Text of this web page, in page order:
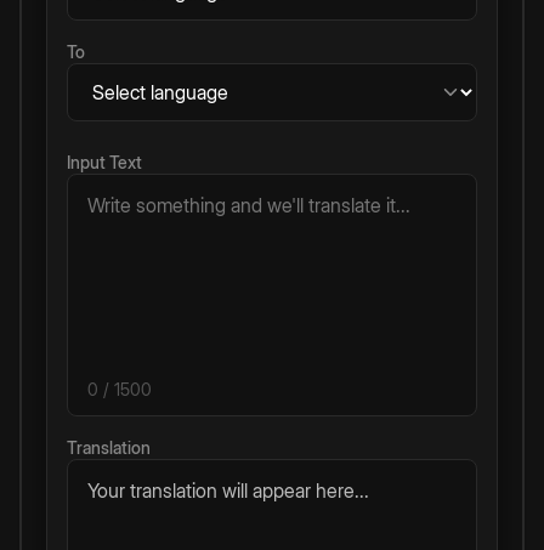
To
Input Text
0 / 1500
Translation
Your translation will appear here...